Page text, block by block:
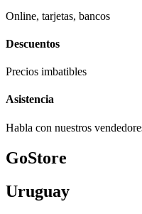
Online, tarjetas, bancos
Descuentos
Precios imbatibles
Asistencia
Habla con nuestros
GoStore
Uruguay